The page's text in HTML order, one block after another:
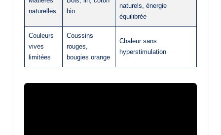
naturelles
bio
naturels, énergie
équilibrée
Couleurs
vives
limitées
Coussins
rouges,
bougies orange
Chaleur sans
hyperstimulation